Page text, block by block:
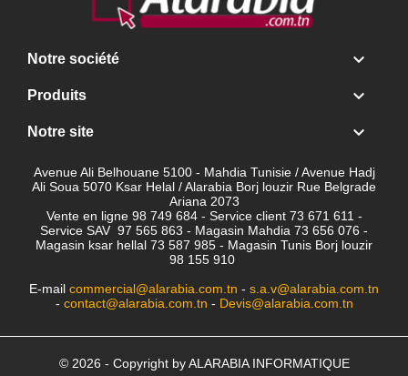
Notre société 
Produits 
Notre site 
Avenue Ali Belhouane 5100 - Mahdia Tunisie / Avenue Hadj
Ali Soua 5070 Ksar Helal / Alarabia Borj louzir Rue Belgrade
Ariana 2073
Vente en ligne 98 749 684 - Service client 73 671 611 -
Service SAV 97 565 863 - Magasin Mahdia 73 656 076 -
Magasin ksar hellal 73 587 985 - Magasin Tunis Borj louzir
98 155 910
E-mail commercial@alarabia.com.tn - s.a.v@alarabia.com.tn
- contact@alarabia.com.tn - Devis@alarabia.com.tn
© 2026 - Copyright by ALARABIA INFORMATIQUE